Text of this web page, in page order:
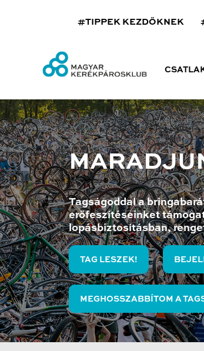
#TIPPEK KEZDŐKNEK
Tagságoddal a
erőfeszítéseinket
lopásbiztosításban,
TAG LESZEK!
MEGHOSSZABBÍTOM A